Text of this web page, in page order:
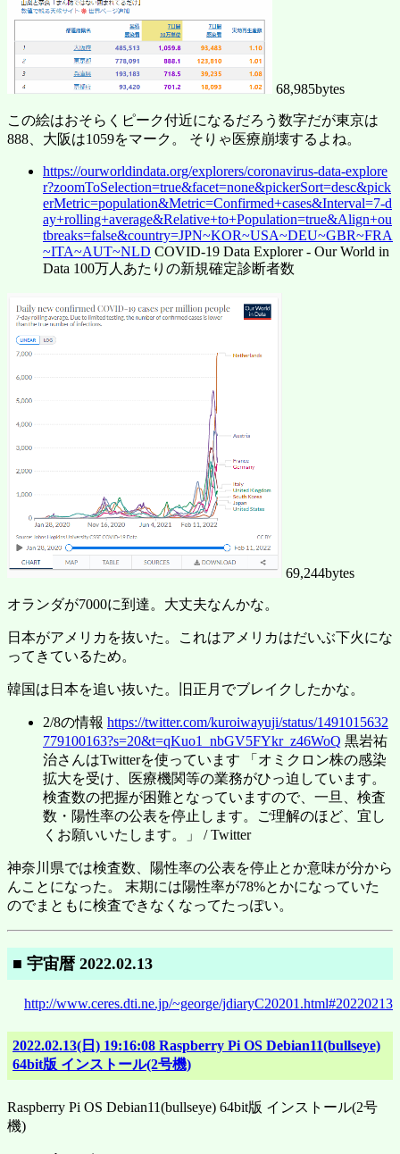
68,985bytes
この絵はおそらくピーク付近になるだろう数字だが東京は
888、大阪は1059をマーク。 そりゃ医療崩壊するよね。
https://ourworldindata.org/explorers/coronavirus-data-explore
r?zoomToSelection=true&facet=none&pickerSort=desc&pick
erMetric=population&Metric=Confirmed+cases&Interval=7-d
ay+rolling+average&Relative+to+Population=true&Align+ou
tbreaks=false&country=JPN~KOR~USA~DEU~GBR~FRA
~ITA~AUT~NLD COVID-19 Data Explorer - Our World in
Data 100万人あたりの新規確定診断者数
69,244bytes
オランダが7000に到達。大丈夫なんかな。
日本がアメリカを抜いた。これはアメリカはだいぶ下火にな
ってきているため。
韓国は日本を追い抜いた。旧正月でブレイクしたかな。
2/8の情報 https://twitter.com/kuroiwayuji/status/1491015632
779100163?s=20&t=qKuo1_nbGV5FYkr_z46WoQ 黒岩祐
治さんはTwitterを使っています 「オミクロン株の感染
拡大を受け、医療機関等の業務がひっ迫しています。
検査数の把握が困難となっていますので、一旦、検査
数・陽性率の公表を停止します。ご理解のほど、宜し
くお願いいたします。」 / Twitter
神奈川県では検査数、陽性率の公表を停止とか意味が分から
んことになった。 末期には陽性率が78%とかになっていた
のでまともに検査できなくなってたっぽい。
■ 宇宙暦 2022.02.13
http://www.ceres.dti.ne.jp/~george/jdiaryC20201.html#20220213
2022.02.13(日) 19:16:08 Raspberry Pi OS Debian11(bullseye)
64bit版 インストール(2号機)
Raspberry Pi OS Debian11(bullseye) 64bit版 インストール(2号
機)